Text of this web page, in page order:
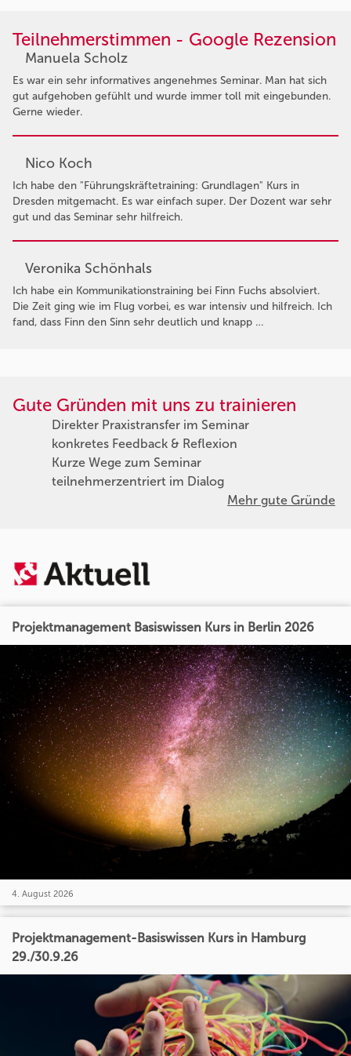
Teilnehmerstimmen - Google Rezension
Manuela Scholz
Es war ein sehr informatives angenehmes Seminar. Man hat sich
gut aufgehoben gefühlt und wurde immer toll mit eingebunden.
Gerne wieder.
Nico Koch
Ich habe den "Führungskräftetraining: Grundlagen" Kurs in
Dresden mitgemacht. Es war einfach super. Der Dozent war sehr
gut und das Seminar sehr hilfreich.
Veronika Schönhals
Ich habe ein Kommunikationstraining bei Finn Fuchs absolviert.
Die Zeit ging wie im Flug vorbei, es war intensiv und hilfreich. Ich
fand, dass Finn den Sinn sehr deutlich und knapp …
Gute Gründen mit uns zu trainieren
Direkter Praxistransfer im Seminar
konkretes Feedback & Reflexion
Kurze Wege zum Seminar
teilnehmerzentriert im Dialog
Mehr gute Gründe
Projektmanagement Basiswissen Kurs in Berlin 2026
4. August 2026
Projektmanagement-Basiswissen Kurs in Hamburg
29./30.9.26